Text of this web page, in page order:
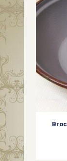
Gouda
quantity